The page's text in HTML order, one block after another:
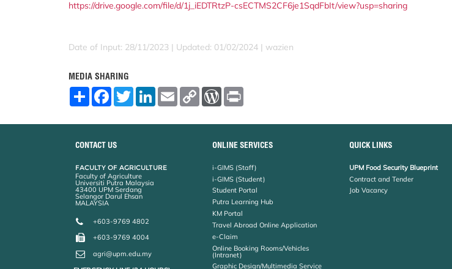
https://drive.google.com/file/d/1j_iEDTRtzP-csECTMS2CF6je1SqdFbIt/view?usp=sharing
Date of Input: 28/11/2023 | Updated: 01/02/2024 | wazien
MEDIA SHARING
S
F
o
o
T
w
L
E
m
C
W
r
e
s
CONTACT US
FACULTY OF AGRICULTURE
Faculty of Agriculture
Universiti Putra Malaysia
43400 UPM Serdang
Selangor Darul Ehsan
MALAYSIA
+603-9769 4802
+603-9769 4004
agri@upm.edu.my
ONLINE SERVICES
i-GIMS (Staff)
i-GIMS (Student)
Student Portal
Putra Learning Hub
KM Portal
Travel Abroad Online Application
e-Claim
Online Booking Rooms/Vehicles
(Intranet)
Graphic Design/Multimedia Service
QUICK LINKS
UPM Food Security Blueprint
Contract and Tender
Job Vacancy